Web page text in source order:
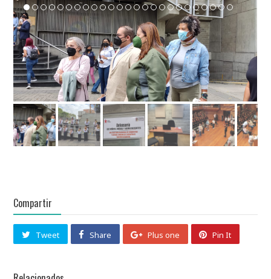
Compartir
Tweet Share Plus one Pin It